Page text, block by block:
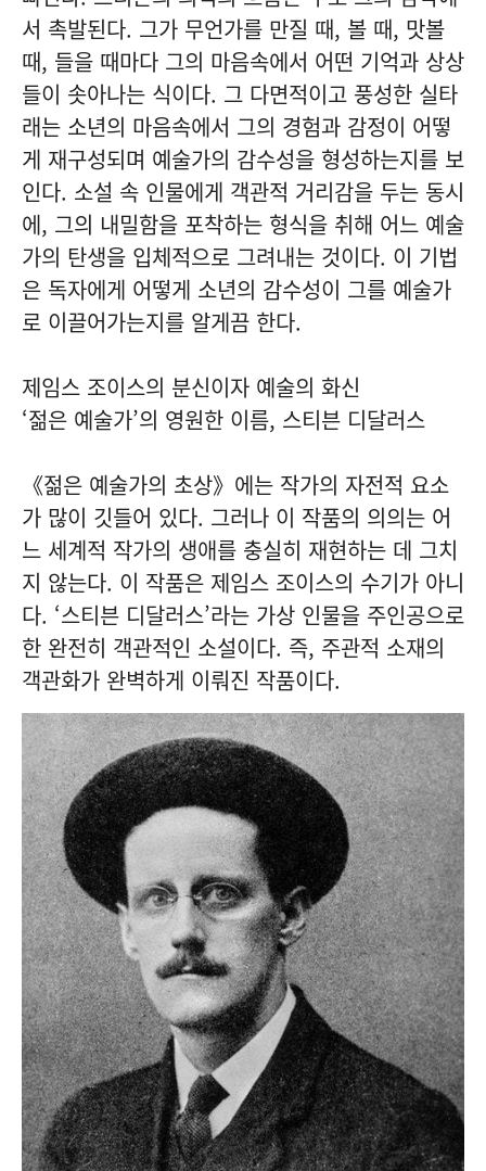
서 촉발된다. 그가 무언가를 만질 때, 볼 때, 맛볼
때, 들을 때마다 그의 마음속에서 어떤 기억과 상상
들이 솟아나는 식이다. 그 다면적이고 풍성한 실타
래는 소년의 마음속에서 그의 경험과 감정이 어떻
게 재구성되며 예술가의 감수성을 형성하는지를 보
인다. 소설 속 인물에게 객관적 거리감을 두는 동시
에, 그의 내밀함을 포착하는 형식을 취해 어느 예술
가의 탄생을 입체적으로 그려내는 것이다. 이 기법
은 독자에게 어떻게 소년의 감수성이 그를 예술가
로 이끌어가는지를 알게끔 한다.
제임스 조이스의 분신이자 예술의 화신
‘젊은 예술가’의 영원한 이름, 스티븐 디달러스
《젊은 예술가의 초상》에는 작가의 자전적 요소
가 많이 깃들어 있다. 그러나 이 작품의 의의는 어
느 세계적 작가의 생애를 충실히 재현하는 데 그치
지 않는다. 이 작품은 제임스 조이스의 수기가 아니
다. ‘스티븐 디달러스’라는 가상 인물을 주인공으로
한 완전히 객관적인 소설이다. 즉, 주관적 소재의
객관화가 완벽하게 이뤄진 작품이다.